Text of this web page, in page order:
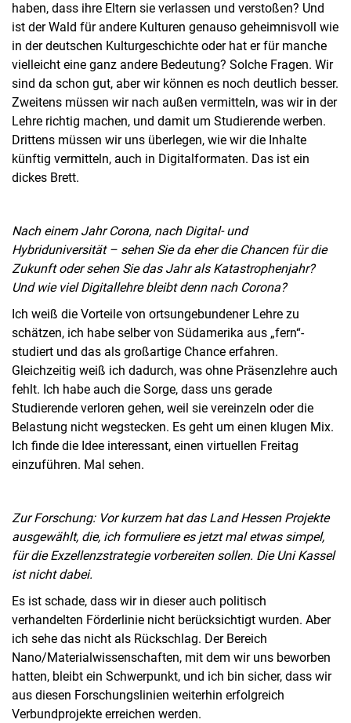
haben, dass ihre Eltern sie verlassen und verstoßen? Und
ist der Wald für andere Kulturen genauso geheimnisvoll wie
in der deutschen Kulturgeschichte oder hat er für manche
vielleicht eine ganz andere Bedeutung? Solche Fragen. Wir
sind da schon gut, aber wir können es noch deutlich besser.
Zweitens müssen wir nach außen vermitteln, was wir in der
Lehre richtig machen, und damit um Studierende werben.
Drittens müssen wir uns überlegen, wie wir die Inhalte
künftig vermitteln, auch in Digitalformaten. Das ist ein
dickes Brett.
Nach einem Jahr Corona, nach Digital- und
Hybriduniversität – sehen Sie da eher die Chancen für die
Zukunft oder sehen Sie das Jahr als Katastrophenjahr?
Und wie viel Digitallehre bleibt denn nach Corona?
Ich weiß die Vorteile von ortsungebundener Lehre zu
schätzen, ich habe selber von Südamerika aus „fern“-
studiert und das als großartige Chance erfahren.
Gleichzeitig weiß ich dadurch, was ohne Präsenzlehre auch
fehlt. Ich habe auch die Sorge, dass uns gerade
Studierende verloren gehen, weil sie vereinzeln oder die
Belastung nicht wegstecken. Es geht um einen klugen Mix.
Ich finde die Idee interessant, einen virtuellen Freitag
einzuführen. Mal sehen.
Zur Forschung: Vor kurzem hat das Land Hessen Projekte
ausgewählt, die, ich formuliere es jetzt mal etwas simpel,
für die Exzellenzstrategie vorbereiten sollen. Die Uni Kassel
ist nicht dabei.
Es ist schade, dass wir in dieser auch politisch
verhandelten Förderlinie nicht berücksichtigt wurden. Aber
ich sehe das nicht als Rückschlag. Der Bereich
Nano/Materialwissenschaften, mit dem wir uns beworben
hatten, bleibt ein Schwerpunkt, und ich bin sicher, dass wir
aus diesen Forschungslinien weiterhin erfolgreich
Verbundprojekte erreichen werden.